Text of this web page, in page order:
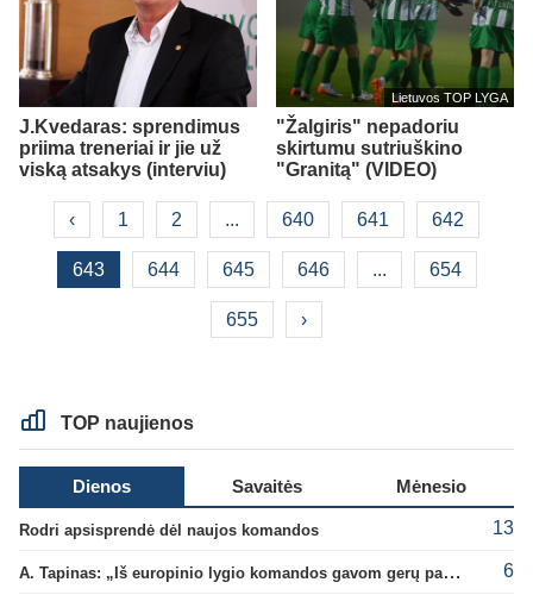
J.Kvedaras: sprendimus
priima treneriai ir jie už
viską atsakys (interviu)
Lietuvos TOP LYGA
"Žalgiris" nepadoriu
skirtumu sutriuškino
"Granitą" (VIDEO)
‹ 1 2 ... 640 641 642
643 644 645 646 ... 654
655 ›
TOP naujienos
Dienos Savaitės Mėnesio
Rodri apsisprendė dėl naujos komandos 13
A. Tapinas: „Iš europinio lygio komandos gavom gerų pamokų“ 6